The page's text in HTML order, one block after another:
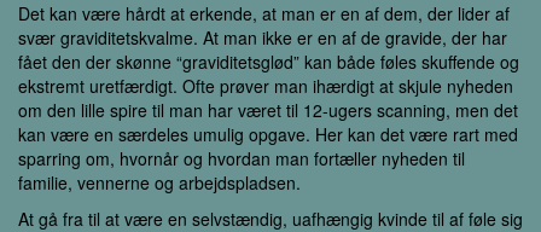
Det kan være hårdt at erkende, at man er en af dem, der lider af
svær graviditetskvalme. At man ikke er en af de gravide, der har
fået den der skønne “graviditetsglød” kan både føles skuffende og
ekstremt uretfærdigt. Ofte prøver man ihærdigt at skjule nyheden
om den lille spire til man har været til 12-ugers scanning, men det
kan være en særdeles umulig opgave. Her kan det være rart med
sparring om, hvornår og hvordan man fortæller nyheden til
familie, vennerne og arbejdspladsen.
At gå fra til at være en selvstændig, uafhængig kvinde til af føle sig